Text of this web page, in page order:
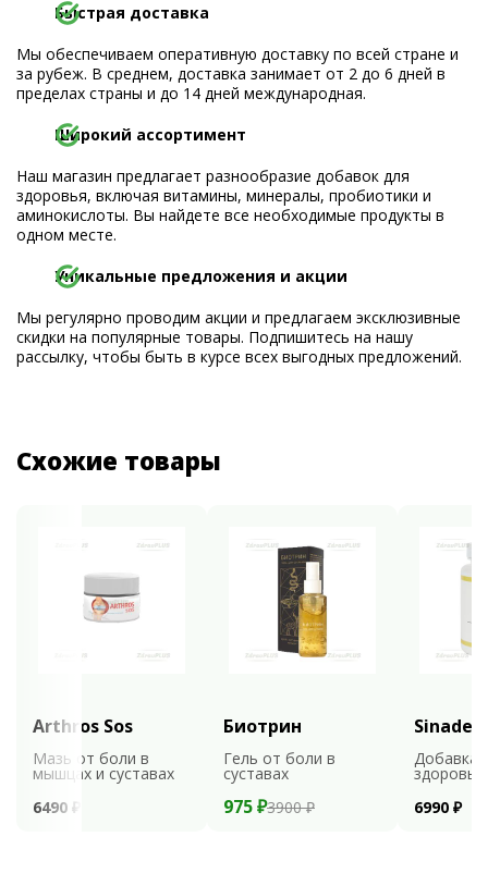
Быстрая доставка
Мы обеспечиваем оперативную доставку по всей стране и
за рубеж. В среднем, доставка занимает от 2 до 6 дней в
пределах страны и до 14 дней международная.
Широкий ассортимент
Наш магазин предлагает разнообразие добавок для
здоровья, включая витамины, минералы, пробиотики и
аминокислоты. Вы найдете все необходимые продукты в
одном месте.
Уникальные предложения и акции
Мы регулярно проводим акции и предлагаем эксклюзивные
скидки на популярные товары. Подпишитесь на нашу
рассылку, чтобы быть в курсе всех выгодных предложений.
Схожие товары
Arthros Sos
Мазь от боли в
мышцах и суставах
6490 ₽
Биотрин
Гель от боли в
суставах
975 ₽3900 ₽
Sinaden
Добавка
здоровья
6990 ₽